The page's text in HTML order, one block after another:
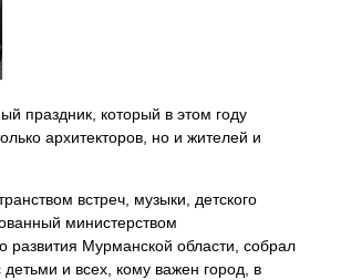
праздник, который в этом году
архитекторов, но и жителей и
встреч, музыки, детского
министерством
развития Мурманской области, собрал
и всех, кому важен город, в